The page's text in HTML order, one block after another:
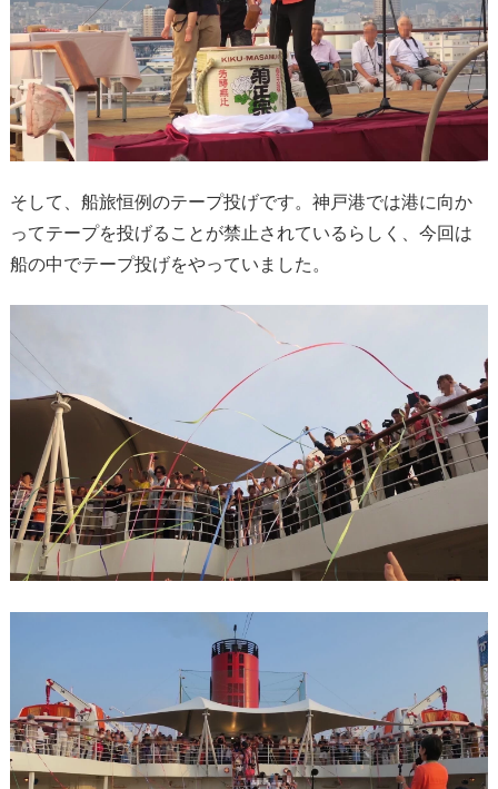
そして、船旅恒例のテープ投げです。神戸港では港に向か
ってテープを投げることが禁止されているらしく、今回は
船の中でテープ投げをやっていました。